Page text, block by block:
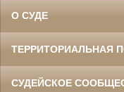
О СУДЕ
ТЕРРИТОРИАЛЬНАЯ
СУДЕЙСКОЕ